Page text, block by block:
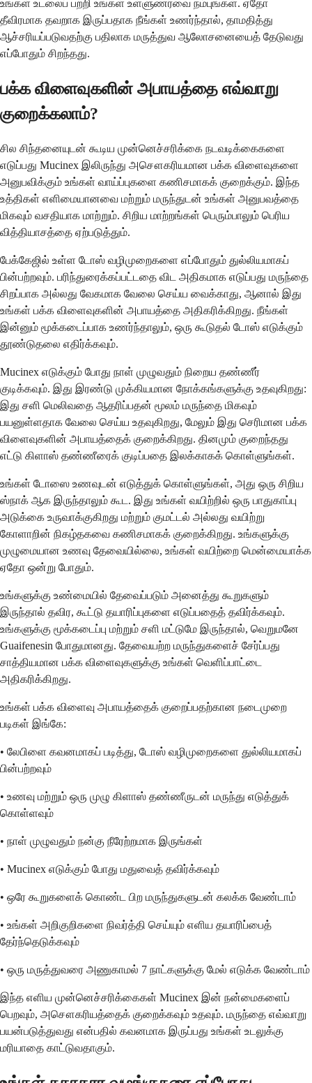
உங்கள் உடலைப் பற்றி உங்கள் உள்ளுணர்வை நம்புங்கள். ஏதோ
தீவிரமாக தவறாக இருப்பதாக நீங்கள் உணர்ந்தால், தாமதித்து
ஆச்சரியப்படுவதற்கு பதிலாக மருத்துவ ஆலோசனையைத் தேடுவது
எப்போதும் சிறந்தது.
பக்க விளைவுகளின் அபாயத்தை எவ்வாறு
குறைக்கலாம்?
சில சிந்தனையுடன் கூடிய முன்னெச்சரிக்கை நடவடிக்கைகளை
எடுப்பது Mucinex இலிருந்து அசௌகரியமான பக்க விளைவுகளை
அனுபவிக்கும் உங்கள் வாய்ப்புகளை கணிசமாகக் குறைக்கும். இந்த
உத்திகள் எளிமையானவை மற்றும் மருந்துடன் உங்கள் அனுபவத்தை
மிகவும் வசதியாக மாற்றும். சிறிய மாற்றங்கள் பெரும்பாலும் பெரிய
வித்தியாசத்தை ஏற்படுத்தும்.
பேக்கேஜில் உள்ள டோஸ் வழிமுறைகளை எப்போதும் துல்லியமாகப்
பின்பற்றவும். பரிந்துரைக்கப்பட்டதை விட அதிகமாக எடுப்பது மருந்தை
சிறப்பாக அல்லது வேகமாக வேலை செய்ய வைக்காது, ஆனால் இது
உங்கள் பக்க விளைவுகளின் அபாயத்தை அதிகரிக்கிறது. நீங்கள்
இன்னும் மூக்கடைப்பாக உணர்ந்தாலும், ஒரு கூடுதல் டோஸ் எடுக்கும்
தூண்டுதலை எதிர்க்கவும்.
Mucinex எடுக்கும் போது நாள் முழுவதும் நிறைய தண்ணீர்
குடிக்கவும். இது இரண்டு முக்கியமான நோக்கங்களுக்கு உதவுகிறது:
இது சளி மெலிவதை ஆதரிப்பதன் மூலம் மருந்தை மிகவும்
பயனுள்ளதாக வேலை செய்ய உதவுகிறது, மேலும் இது செரிமான பக்க
விளைவுகளின் அபாயத்தைக் குறைக்கிறது. தினமும் குறைந்தது
எட்டு கிளாஸ் தண்ணீரைக் குடிப்பதை இலக்காகக் கொள்ளுங்கள்.
உங்கள் டோஸை உணவுடன் எடுத்துக் கொள்ளுங்கள், அது ஒரு சிறிய
ஸ்நாக் ஆக இருந்தாலும் கூட. இது உங்கள் வயிற்றில் ஒரு பாதுகாப்பு
அடுக்கை உருவாக்குகிறது மற்றும் குமட்டல் அல்லது வயிற்று
கோளாறின் நிகழ்தகவை கணிசமாகக் குறைக்கிறது. உங்களுக்கு
முழுமையான உணவு தேவையில்லை, உங்கள் வயிற்றை மென்மையாக்க
ஏதோ ஒன்று போதும்.
உங்களுக்கு உண்மையில் தேவைப்படும் அனைத்து கூறுகளும்
இருந்தால் தவிர, கூட்டு தயாரிப்புகளை எடுப்பதைத் தவிர்க்கவும்.
உங்களுக்கு மூக்கடைப்பு மற்றும் சளி மட்டுமே இருந்தால், வெறுமனே
Guaifenesin போதுமானது. தேவையற்ற மருந்துகளைச் சேர்ப்பது
சாத்தியமான பக்க விளைவுகளுக்கு உங்கள் வெளிப்பாட்டை
அதிகரிக்கிறது.
உங்கள் பக்க விளைவு அபாயத்தைக் குறைப்பதற்கான நடைமுறை
படிகள் இங்கே:
• லேபிளை கவனமாகப் படித்து, டோஸ் வழிமுறைகளை துல்லியமாகப்
பின்பற்றவும்
• உணவு மற்றும் ஒரு முழு கிளாஸ் தண்ணீருடன் மருந்து எடுத்துக்
கொள்ளவும்
• நாள் முழுவதும் நன்கு நீரேற்றமாக இருங்கள்
• Mucinex எடுக்கும் போது மதுவைத் தவிர்க்கவும்
• ஒரே கூறுகளைக் கொண்ட பிற மருந்துகளுடன் கலக்க வேண்டாம்
• உங்கள் அறிகுறிகளை நிவர்த்தி செய்யும் எளிய தயாரிப்பைத்
தேர்ந்தெடுக்கவும்
• ஒரு மருத்துவரை அணுகாமல் 7 நாட்களுக்கு மேல் எடுக்க வேண்டாம்
இந்த எளிய முன்னெச்சரிக்கைகள் Mucinex இன் நன்மைகளைப்
பெறவும், அசௌகரியத்தைக் குறைக்கவும் உதவும். மருந்தை எவ்வாறு
பயன்படுத்துவது என்பதில் கவனமாக இருப்பது உங்கள் உடலுக்கு
மரியாதை காட்டுவதாகும்.